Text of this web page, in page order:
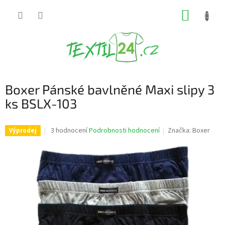
Boxer Pánské bavlněné Maxi slipy 3
ks BSLX-103
Výprodej
Průměrné
produktu
je
3,7
z
5
hvězdiček.
3 hodnoceníPodrobnosti hodnocení Značka:Boxer